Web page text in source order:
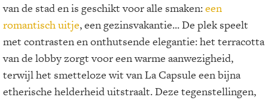
van de stad en is geschikt voor alle smaken:een
romantisch uitje, een gezinsvakantie... De plek speelt
met contrasten en onthutsende elegantie: het terracotta
van de lobby zorgt voor een warme aanwezigheid,
terwijl het smetteloze wit van La Capsule een bijna
etherische helderheid uitstraalt. Deze tegenstellingen,